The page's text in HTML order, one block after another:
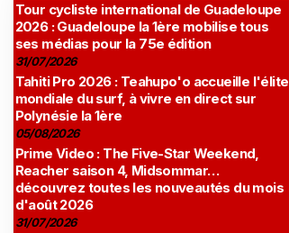
Tour cycliste international de Guadeloupe
2026 : Guadeloupe la 1ère mobilise tous
ses médias pour la 75e édition
31/07/2026
Tahiti Pro 2026 : Teahupo'o accueille l'élite
mondiale du surf, à vivre en direct sur
Polynésie la 1ère
05/08/2026
Prime Video : The Five-Star Weekend,
Reacher saison 4, Midsommar…
découvrez toutes les nouveautés du mois
d'août 2026
31/07/2026